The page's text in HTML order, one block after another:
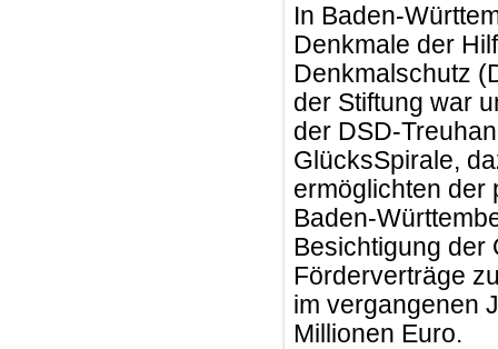
In Baden-
Denkmale der
Denkmalschutz
der Stiftung war
der DSD-
GlücksSpirale,
ermöglichten der
Baden-
Besichtigung der
Förderverträge
im vergangenen
Millionen Euro.